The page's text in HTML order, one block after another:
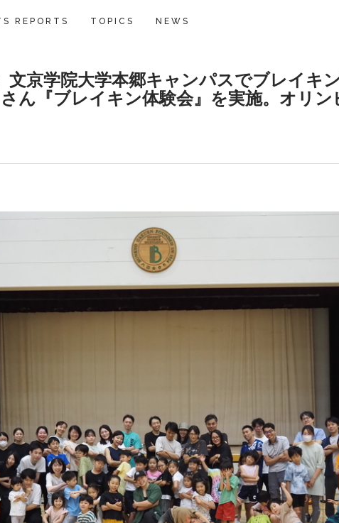
REPORTS TOPICS NEWS
文京学院大学本郷キャンパスでブレイキ
ん『ブレイキン体験会』を実施。オリ